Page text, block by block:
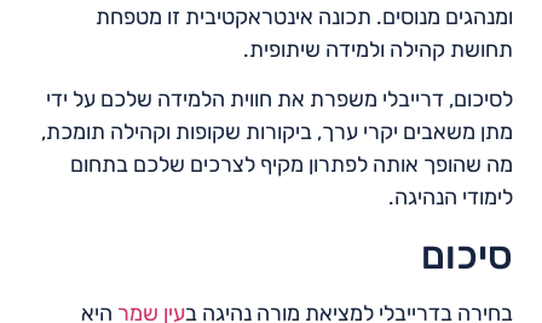
ומנהגים מנוסים. תכונה אינטראקטיבית זו מטפחת
תחושת קהילה ולמידה שיתופית.
לסיכום, דרייבלי משפרת את חווית הלמידה שלכם על ידי
מתן משאבים יקרי ערך, ביקורות שקופות וקהילה תומכת,
מה שהופך אותה לפתרון מקיף לצרכים שלכם בתחום
לימודי הנהיגה.
סיכום
בחירה בדרייבלי למציאת מורה נהיגה בעין שמר היא